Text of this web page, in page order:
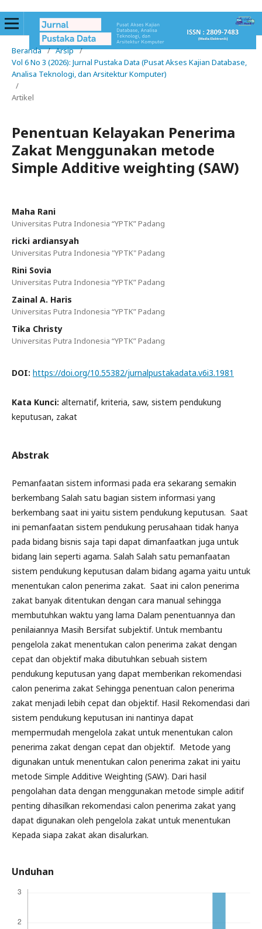
Beranda / Arsip /
Vol 6 No 3 (2026): Jurnal Pustaka Data (Pusat Akses Kajian Database,
Analisa Teknologi, dan Arsitektur Komputer)
/
Artikel
Penentuan Kelayakan Penerima
Zakat Menggunakan metode
Simple Additive weighting (SAW)
Maha Rani
Universitas Putra Indonesia “YPTK” Padang
ricki ardiansyah
Universitas Putra Indonesia "YPTK" Padang
Rini Sovia
Universitas Putra Indonesia “YPTK” Padang
Zainal A. Haris
Universitas Putra Indonesia “YPTK” Padang
Tika Christy
Universitas Putra Indonesia “YPTK” Padang
DOI: https://doi.org/10.55382/jurnalpustakadata.v6i3.1981
Kata Kunci: alternatif, kriteria, saw, sistem pendukung
keputusan, zakat
Abstrak
Pemanfaatan sistem informasi pada era sekarang semakin
berkembang Salah satu bagian sistem informasi yang
berkembang saat ini yaitu sistem pendukung keputusan. Saat
ini pemanfaatan sistem pendukung perusahaan tidak hanya
pada bidang bisnis saja tapi dapat dimanfaatkan juga untuk
bidang lain seperti agama. Salah Salah satu pemanfaatan
sistem pendukung keputusan dalam bidang agama yaitu untuk
menentukan calon penerima zakat. Saat ini calon penerima
zakat banyak ditentukan dengan cara manual sehingga
membutuhkan waktu yang lama Dalam penentuannya dan
penilaiannya Masih Bersifat subjektif. Untuk membantu
pengelola zakat menentukan calon penerima zakat dengan
cepat dan objektif maka dibutuhkan sebuah sistem
pendukung keputusan yang dapat memberikan rekomendasi
calon penerima zakat Sehingga penentuan calon penerima
zakat menjadi lebih cepat dan objektif. Hasil Rekomendasi dari
sistem pendukung keputusan ini nantinya dapat
mempermudah mengelola zakat untuk menentukan calon
penerima zakat dengan cepat dan objektif. Metode yang
digunakan untuk menentukan calon penerima zakat ini yaitu
metode Simple Additive Weighting (SAW). Dari hasil
pengolahan data dengan menggunakan metode simple aditif
penting dihasilkan rekomendasi calon penerima zakat yang
dapat digunakan oleh pengelola zakat untuk menentukan
Kepada siapa zakat akan disalurkan.
Unduhan